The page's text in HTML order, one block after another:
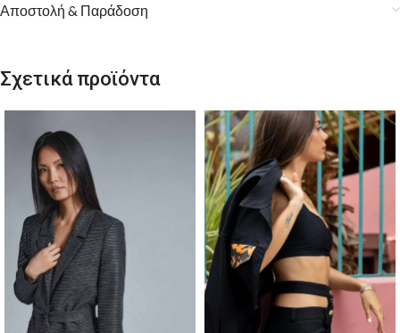
Αποστολή & Παράδοση
Σχετικά προϊόντα